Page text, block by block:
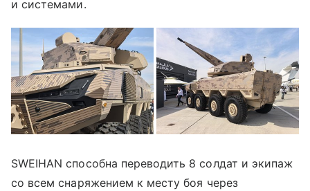
и системами.
SWEIHAN способна переводить 8 солдат и экипаж
со всем снаряжением к месту боя через